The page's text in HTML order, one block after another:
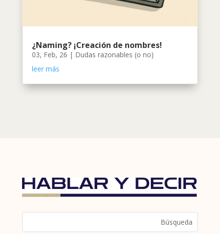
¿Naming? ¡Creación de nombres!
03, Feb, 26 | Dudas razonables (o no)
leer más